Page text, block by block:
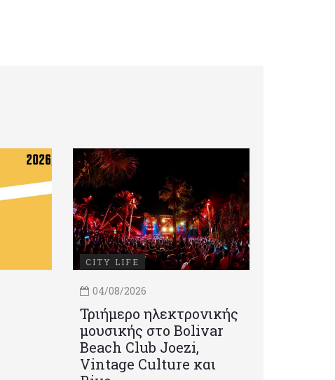
CITY LIFE
04/08/2026
Τριήμερο ηλεκτρονικής
μουσικής στο Bolivar
Beach Club Joezi,
Vintage Culture και